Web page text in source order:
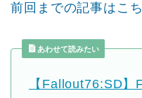
前回までの記事はこち
あわせて読みたい
【Fallout76:SD